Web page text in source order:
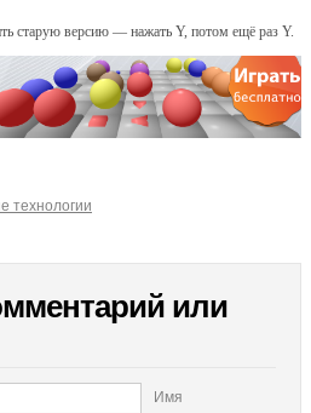
старую версию — нажать Y, потом ещё раз Y.
технологии
или
Имя